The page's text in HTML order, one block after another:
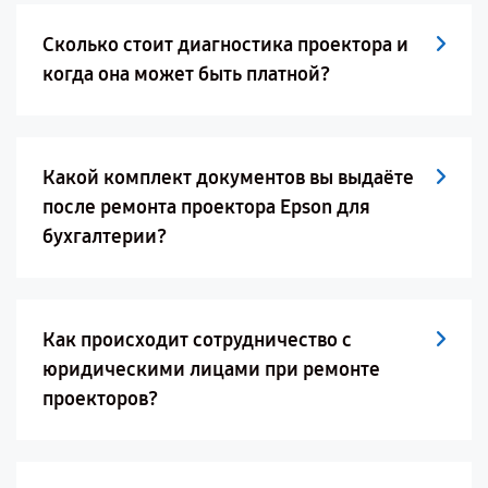
Сколько стоит диагностика проектора и
когда она может быть платной?
Какой комплект документов вы выдаёте
после ремонта проектора Epson для
бухгалтерии?
Как происходит сотрудничество с
юридическими лицами при ремонте
проекторов?